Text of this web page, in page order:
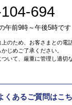
694
午前9時～午後5時です
のため、お客さまとの電
じめご了承ください。
いて、厳重に管理し適切
くあるご質問はこ